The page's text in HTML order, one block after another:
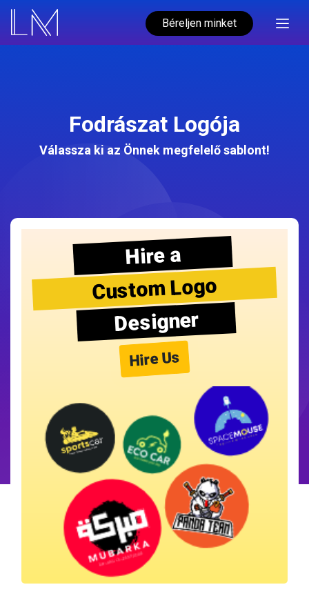
Béreljen minket
Fodrászat Logója
Válassza ki az Önnek megfelelő sablont!
Hire a
Custom Logo
Designer
Hire Us